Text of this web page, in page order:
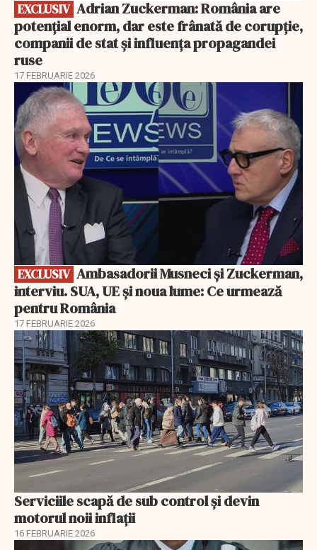
EXCLUSIV
potențial enorm, dar este frânată de corupție,
companii de stat și influența propagandei
ruse
17 FEBRUARIE 2026
EXCLUSIV
EXCLUSIV
interviu. SUA, UE și noua lume: Ce urmează
pentru România
17 FEBRUARIE 2026
Serviciile scapă de sub control și devin
motorul noii inflații
16 FEBRUARIE 2026